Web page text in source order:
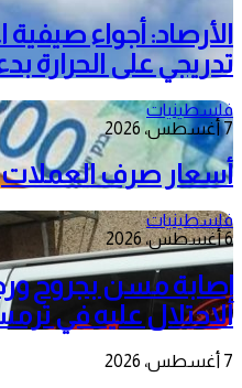
الأرصاد: أجواء صيفية
تدريجي على الحرارة
فلسطينيات
7 أغسطس، 2026
أسعار صرف العملات
فلسطينيات
6 أغسطس، 2026
إصابة مسن بجروح
الاحتلال عليه في
7 أغسطس، 2026